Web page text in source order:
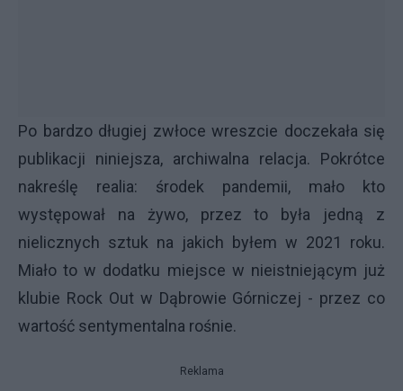
Po bardzo długiej zwłoce wreszcie doczekała się
publikacji niniejsza, archiwalna relacja. Pokrótce
nakreślę realia: środek pandemii, mało kto
występował na żywo, przez to była jedną z
nielicznych sztuk na jakich byłem w 2021 roku.
Miało to w dodatku miejsce w nieistniejącym już
klubie Rock Out w Dąbrowie Górniczej - przez co
wartość sentymentalna rośnie.
Reklama